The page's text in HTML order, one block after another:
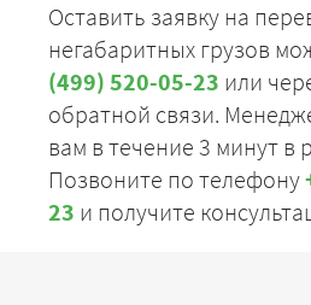
Оставить заявку на
негабаритных грузов
(499) 520-05-23 или
обратной связи.
вам в течение 3 минут в
Позвоните по телефону
23 и получите